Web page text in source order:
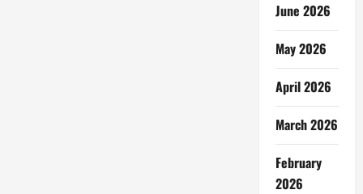
June 2026
May 2026
April 2026
March 2026
February
2026